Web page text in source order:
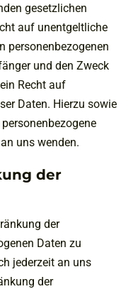
gesetzlichen
auf unentgeltliche
personenbezogenen
und den Zweck
Recht auf
Daten. Hierzu sowie
uns wenden.
der
der
Daten zu
jederzeit an uns
der